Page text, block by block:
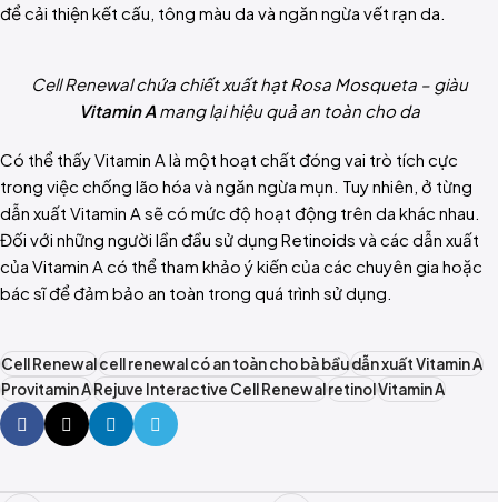
để cải thiện kết cấu, tông màu da và ngăn ngừa vết rạn da.
Cell Renewal chứa chiết xuất hạt Rosa Mosqueta – giàu
Vitamin A mang lại hiệu quả an toàn cho da
Có thể thấy Vitamin A là một hoạt chất đóng vai trò tích cực
trong việc chống lão hóa và ngăn ngừa mụn. Tuy nhiên, ở từng
dẫn xuất Vitamin A sẽ có mức độ hoạt động trên da khác nhau.
Đối với những người lần đầu sử dụng Retinoids và các dẫn xuất
của Vitamin A có thể tham khảo ý kiến của các chuyên gia hoặc
bác sĩ để đảm bảo an toàn trong quá trình sử dụng.
Cell Renewalcell renewal có an toàn cho bà bầudẫn xuất Vitamin A
Provitamin ARejuve Interactive Cell RenewalretinolVitamin A